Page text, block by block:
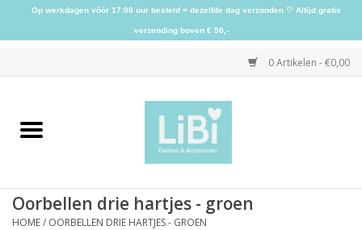
0 Artikelen - €0,00
Home
Kleding
Oorbellen drie hartjes - groen
HOME/ OORBELLEN DRIE HARTJES - GROEN
Op werkdagen vóór 17:00 uur besteld = dezelfde dag verzonden ♡ Altijd gratis
verzending boven € 50,-